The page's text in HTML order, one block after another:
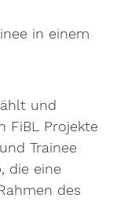
in einem
und
FiBL Projekte
Trainee
die eine
des